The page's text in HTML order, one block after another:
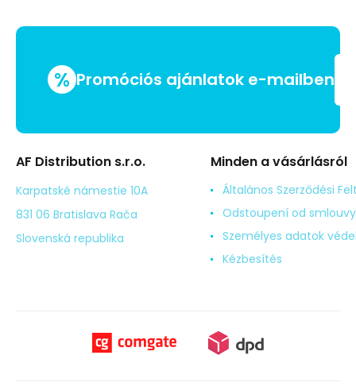
% Promóciós ajánlatok e-mailben
AF Distribution s.r.o.
Karpatské námestie 10A
831 06 Bratislava Rača
Slovenská republika
Minden a vásárlásról
Általános Szerződési
Odstoupení od smlouvy
Személyes adatok
Kézbesítés